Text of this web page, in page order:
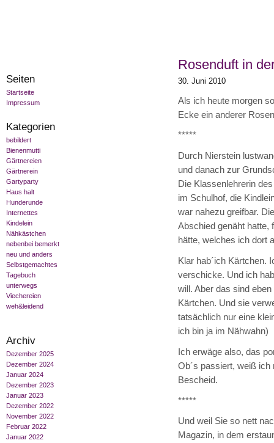
Seiten
Startseite
Impressum
Kategorien
bebildert
Bienenmutti
Gärtnereien
Gärtnerein
Gartyparty
Haus halt
Hunderunde
Internettes
Kindelein
Nähkästchen
nebenbei bemerkt
neu und anders
Selbstgemachtes
Tagebuch
unterwegs
Viechereien
weh&leidend
Archiv
Dezember 2025
Dezember 2024
Januar 2024
Dezember 2023
Januar 2023
Dezember 2022
November 2022
Februar 2022
Januar 2022
Rosenduft in
30. Juni 2010
Als ich heute morgen
Ecke ein anderer
*****
Durch Nierstein
und danach zur
Die Klassenlehrerin
im Schulhof, die
war nahezu greifbar.
Abschied genäht hatte,
hätte, welches ich dort
Klar hab´ich Kärtchen.
verschicke. Und ich
will. Aber das sind
Kärtchen. Und sie
tatsächlich nur eine
ich bin ja im Nähwahn)
Ich erwäge also, das
Ob´s passiert, weiß ich
Bescheid.
*****
Und weil Sie so nett
Magazin, in dem